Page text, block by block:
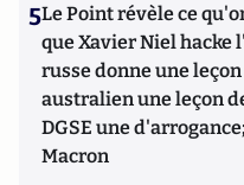
5Le Point révèle ce
que Xavier Niel hacke
russe donne une
australien une leçon
DGSE une
Macron